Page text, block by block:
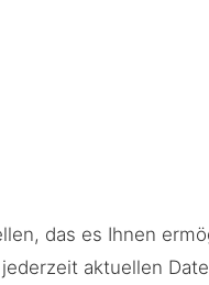
das es Ihnen
aktuellen